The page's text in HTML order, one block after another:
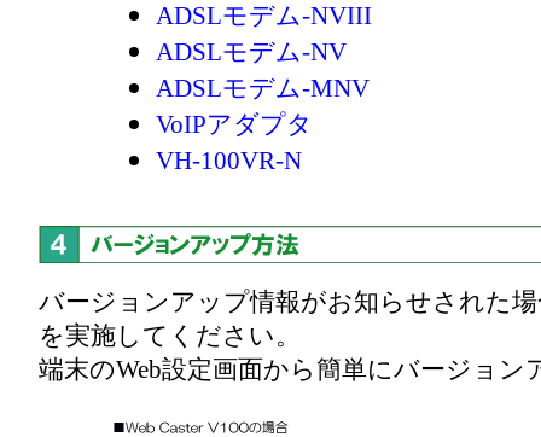
ADSLモデム-NVIII
ADSLモデム-NV
ADSLモデム-MNV
VoIPアダプタ
VH-100VR-N
バージョンアップ情報がお知らせされた
を実施してください。
端末のWeb設定画面から簡単にバージョン